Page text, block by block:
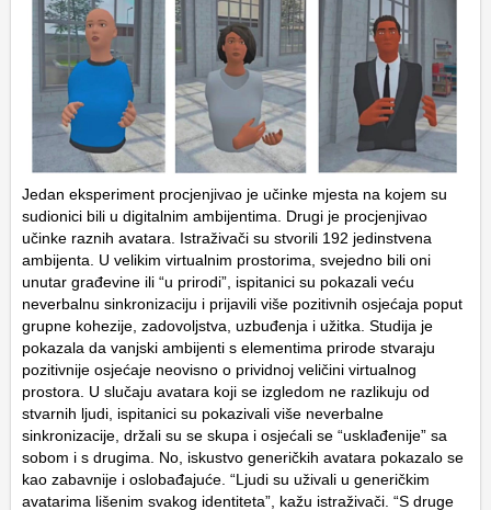
Jedan eksperiment procjenjivao je učinke mjesta na kojem su
sudionici bili u digitalnim ambijentima. Drugi je procjenjivao
učinke raznih avatara. Istraživači su stvorili 192 jedinstvena
ambijenta. U velikim virtualnim prostorima, svejedno bili oni
unutar građevine ili “u prirodi”, ispitanici su pokazali veću
neverbalnu sinkronizaciju i prijavili više pozitivnih osjećaja poput
grupne kohezije, zadovoljstva, uzbuđenja i užitka. Studija je
pokazala da vanjski ambijenti s elementima prirode stvaraju
pozitivnije osjećaje neovisno o prividnoj veličini virtualnog
prostora. U slučaju avatara koji se izgledom ne razlikuju od
stvarnih ljudi, ispitanici su pokazivali više neverbalne
sinkronizacije, držali su se skupa i osjećali se “usklađenije” sa
sobom i s drugima. No, iskustvo generičkih avatara pokazalo se
kao zabavnije i oslobađajuće. “Ljudi su uživali u generičkim
avatarima lišenim svakog identiteta”, kažu istraživači. “S druge